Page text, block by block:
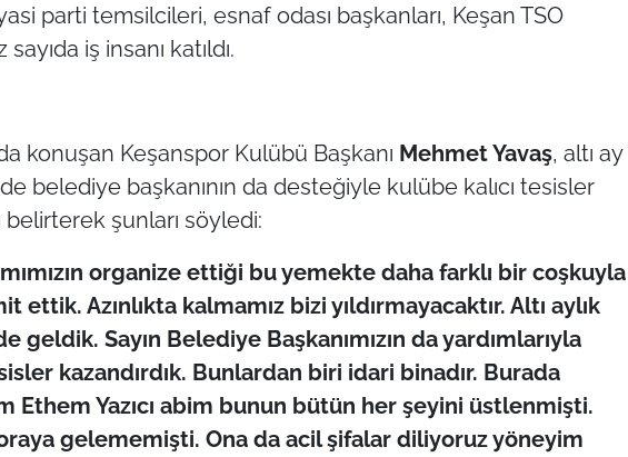
parti temsilcileri, esnaf odası başkanları, Keşan TSO
iş insanı katıldı.
konuşan Keşanspor Kulübü Başkanı Mehmet Yavaş, altı ay
belediye başkanının da desteğiyle kulübe kalıcı tesisler
belirterek şunları söyledi:
organize ettiği bu yemekte daha farklı bir coşkuyla
ettik. Azınlıkta kalmamız bizi yıldırmayacaktır. Altı aylık
geldik. Sayın Belediye Başkanımızın da yardımlarıyla
kazandırdık. Bunlardan biri idari binadır. Burada
Ethem Yazıcı abim bunun bütün her şeyini üstlenmişti.
oraya gelememişti. Ona da acil şifalar diliyoruz yöneyim